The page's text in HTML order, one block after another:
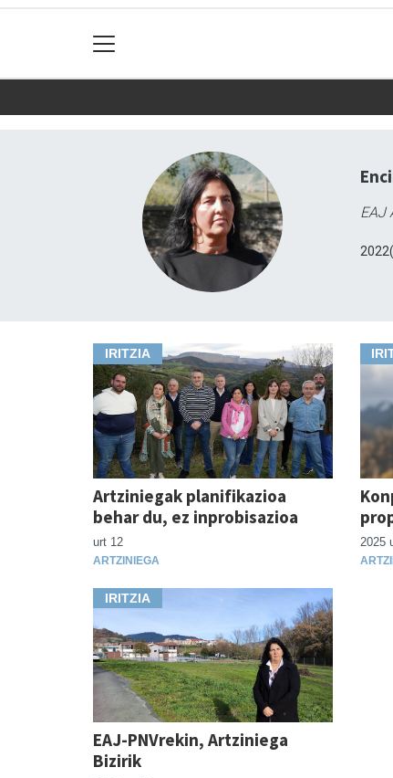
EAJ
IRITZIA
Artziniegak planifikazioa
behar du, ez inprobisazioa
urt 12
ARTZINIEGA
2025
IRITZIA
EAJ-PNVrekin, Artziniega
Bizirik